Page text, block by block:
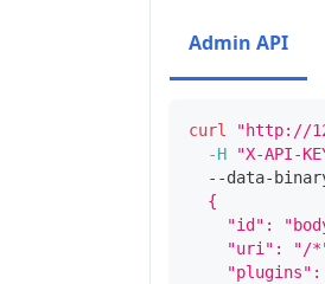
Admin API
curl
"http://
-H
"X-API-
--data-
  {
"id":
"uri": "/
"plugins":